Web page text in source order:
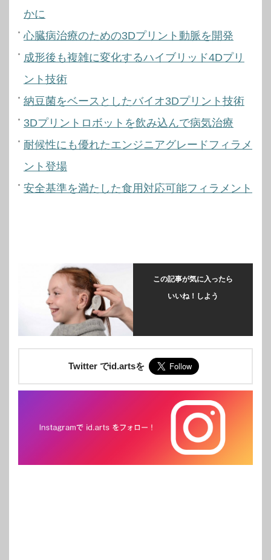
かに
心臓病治療のための3Dプリント動脈を開発
成形後も複雑に変化するハイブリッド4Dプリ
ント技術
納豆菌をベースとしたバイオ3Dプリント技術
3Dプリントロボットを飲み込んで病気治療
耐候性にも優れたエンジニアグレードフィラメ
ント登場
安全基準を満たした食用対応可能フィラメント
この記事が気に入ったら
いいね！しよう
Twitter でid.artsを